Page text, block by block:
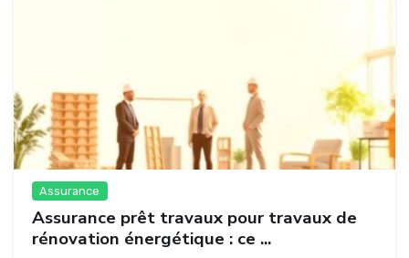
Assurance
Assurance prêt travaux pour travaux de
rénovation énergétique : ce ...